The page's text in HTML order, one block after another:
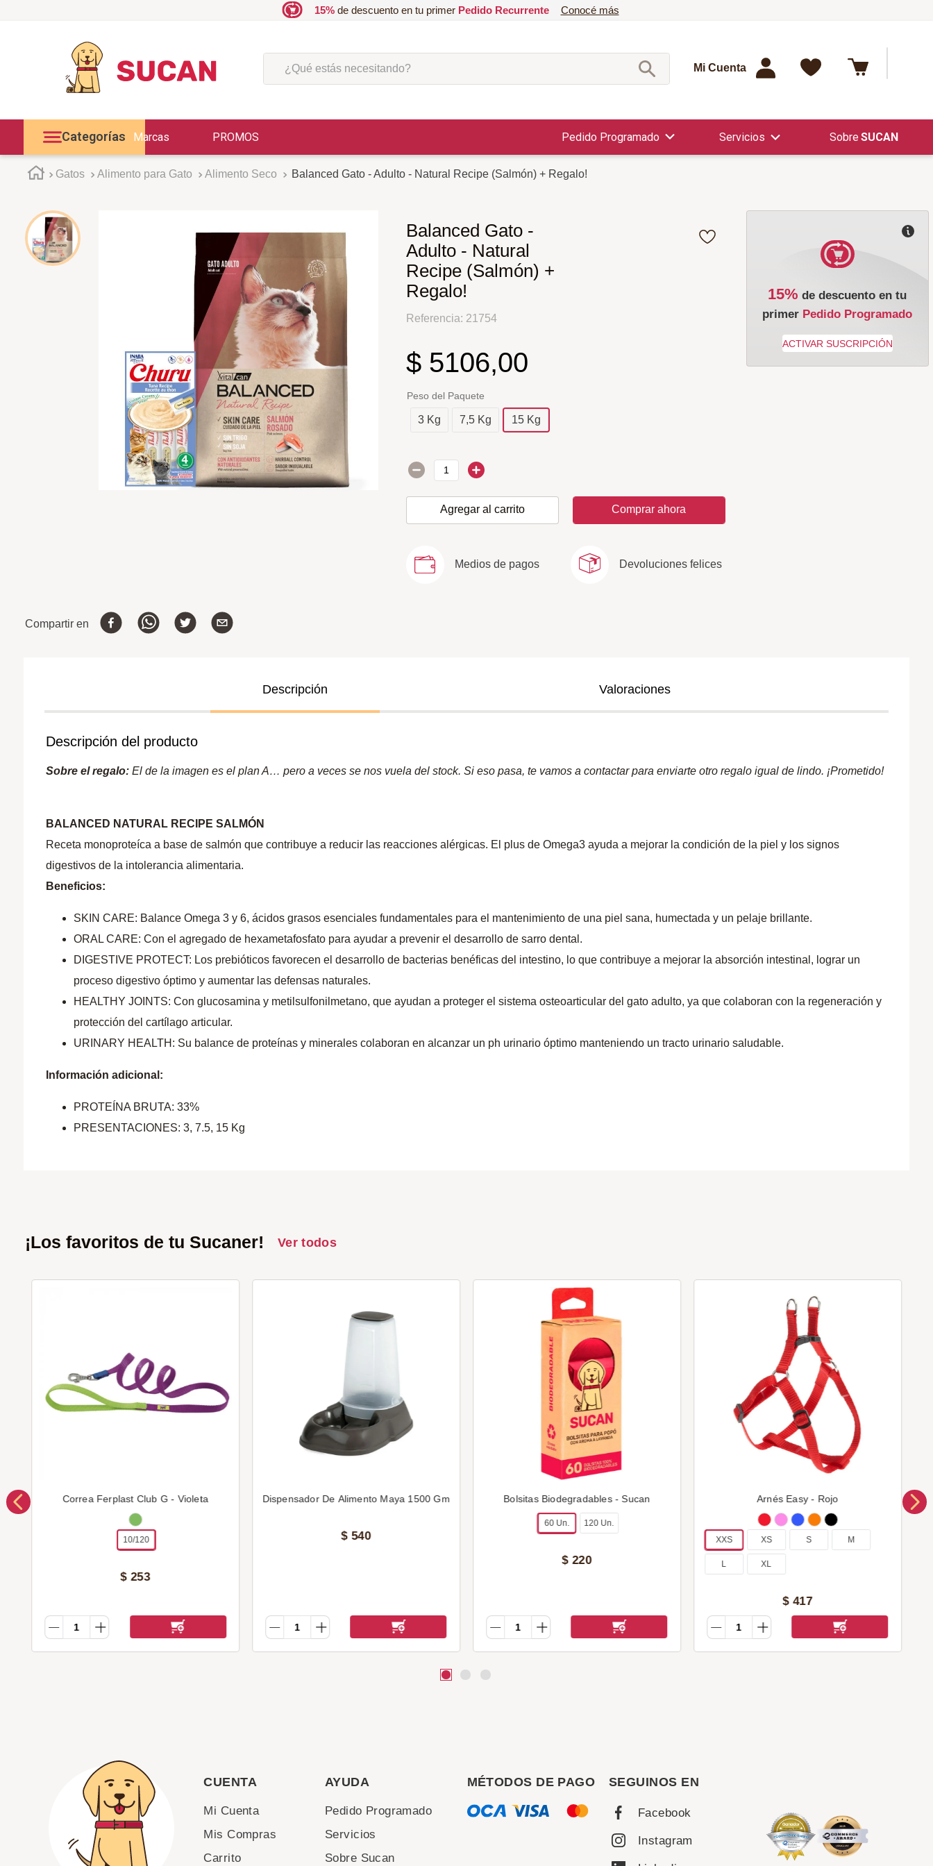
15%de descuento en tu primer Pedido Recurrente Conocé más
¿Qué estás necesitando?
Mi Cuenta
Categorías Marcas PROMOS Pedido Programado Servicios SUCAN
Gatos Alimento para Gato Alimento Seco Balanced Gato - Adulto - Natural Recipe (Salmón) + Regalo!
Balanced Gato -
Adulto - Natural
Recipe (Salmón) +
Regalo!
Referencia: 21754
$ 5106,00
Peso del Paquete
3 Kg 7,5 Kg 15 Kg
Agregar al carrito Comprar ahora
15% de descuento en tu
primer Pedido Programado
Medios de pagos Devoluciones felices
Compartir en
Descripción Valoraciones
Descripción del producto
Sobre el regalo: El de la imagen es el plan A… pero a veces se nos vuela del stock. Si eso pasa, te vamos a contactar para enviarte otro regalo igual de lindo. ¡Prometido!
BALANCED NATURAL RECIPE SALMÓN
Receta monoproteíca a base de salmón que contribuye a reducir las reacciones alérgicas. El plus de Omega3 ayuda a mejorar la condición de la piel y los signos
digestivos de la intolerancia alimentaria.
Beneficios:
SKIN CARE: Balance Omega 3 y 6, ácidos grasos esenciales fundamentales para el mantenimiento de una piel sana, humectada y un pelaje brillante.
ORAL CARE: Con el agregado de hexametafosfato para ayudar a prevenir el desarrollo de sarro dental.
DIGESTIVE PROTECT: Los prebióticos favorecen el desarrollo de bacterias benéficas del intestino, lo que contribuye a mejorar la absorción intestinal, lograr un
proceso digestivo óptimo y aumentar las defensas naturales.
HEALTHY JOINTS: Con glucosamina y metilsulfonilmetano, que ayudan a proteger el sistema osteoarticular del gato adulto, ya que colaboran con la regeneración y
protección del cartílago articular.
URINARY HEALTH: Su balance de proteínas y minerales colaboran en alcanzar un ph urinario óptimo manteniendo un tracto urinario saludable.
Información adicional:
PROTEÍNA BRUTA: 33%
PRESENTACIONES: 3, 7.5, 15 Kg
¡Los favoritos de tu Sucaner! Ver todos
Correa Ferplast Club G - Violeta
10/120
$ 253
Dispensador De Alimento Maya 1500 Gm
$ 540
Bolsitas Biodegradables - Sucan
60 Un. 120 Un.
$ 220
Arnés Easy - Rojo
XXS XS S M
L XL
$ 417
CUENTA
Mi Cuenta
Mis Compras
Carrito
AYUDA
Pedido Programado
Servicios
Sobre Sucan
MÉTODOS DE PAGO SEGUINOS EN
Facebook
Instagram